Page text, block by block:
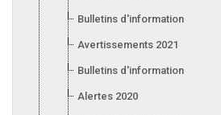
Bulletins d'information 2022
Avertissements 2021
Bulletins d'information 2021
Alertes 2020